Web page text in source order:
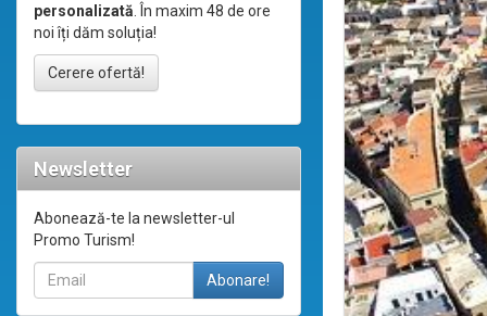
personalizată. În maxim 48 de ore
noi îți dăm soluția!
Cerere ofertă!
Newsletter
Abonează-te la newsletter-ul
Promo Turism!